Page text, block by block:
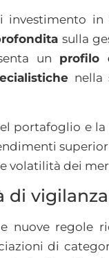
investimento
sulla
un profilo
nella
portafoglio e
volatilità dei
nuove regole
di